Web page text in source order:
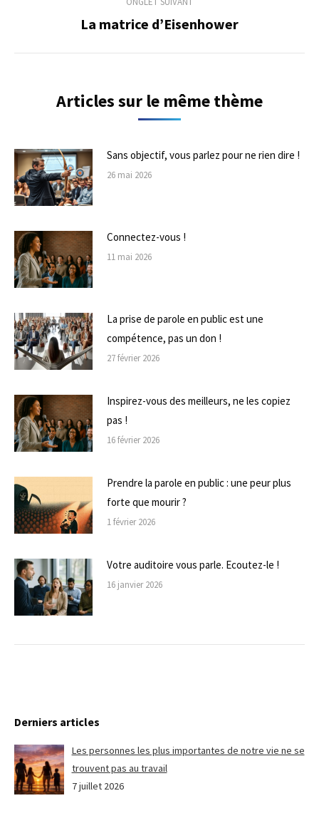
Onglet
La matrice d’Eisenhower
Articles sur le même thème
Sans objectif, vous parlez pour ne rien dire !
26 mai 2026
Connectez-vous !
11 mai 2026
La prise de parole en public est une
compétence, pas un don !
27 février 2026
Inspirez-vous des meilleurs, ne les copiez
pas !
16 février 2026
Prendre la parole en public : une peur plus
forte que mourir ?
1 février 2026
Votre auditoire vous parle. Ecoutez-le !
16 janvier 2026
Derniers articles
Les personnes les plus importantes de notre vie ne se
trouvent pas au travail
7 juillet 2026